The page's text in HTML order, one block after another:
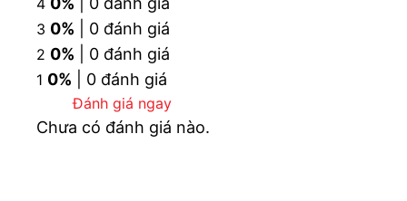
2. Đặc điểm nổi bật bồn cầu treo tường INAX
AC-952/CW-KA22AVN nắp điện tử
Công nghệ Aqua Ceramic: Giữ cho bề mặt men
sứ luôn trắng sáng như mới trong suốt quá trình
4
3 0% | 0 đánh giá
2 0% | 0 đánh giá
1 0% | 0 đánh giá
Đánh giá ngay
Chưa có đánh giá nào.